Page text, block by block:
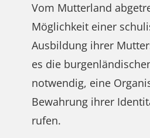
Deutsch
Magyar
Vom Mutterland
Möglichkeit einer
Ausbildung ihrer
es die
notwendig, eine
Bewahrung ihrer
rufen.